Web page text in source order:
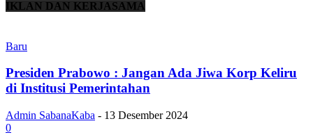
IKLAN DAN KERJASAMA
Baru
Presiden Prabowo : Jangan Ada Jiwa Korp Keliru
di Institusi Pemerintahan
Admin SabanaKaba - 13 Desember 2024
0